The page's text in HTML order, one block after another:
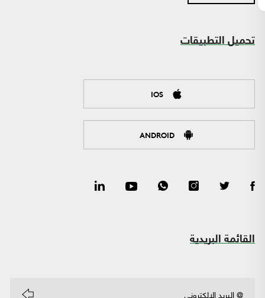
تحميل التطبيقات
IOS
ANDROID
القائمة البريدية